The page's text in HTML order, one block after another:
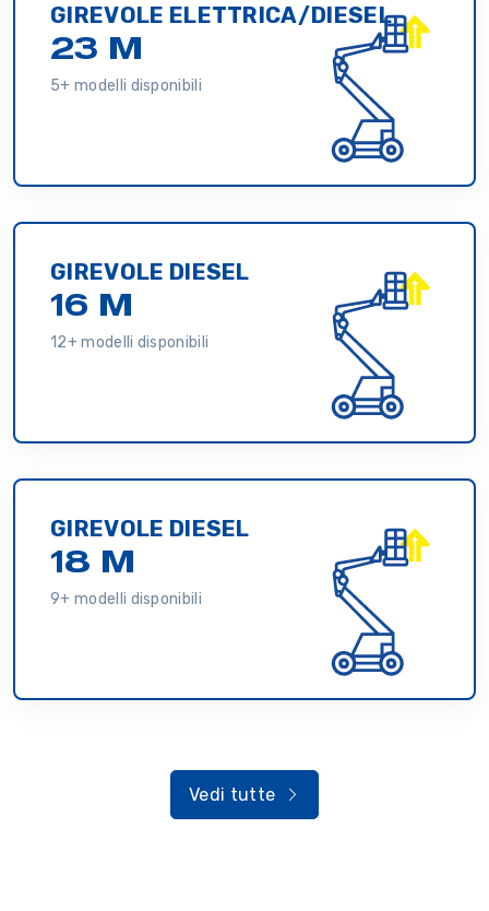
GIREVOLE ELETTRICA/DIESEL
23 M
5+ modelli disponibili
GIREVOLE DIESEL
16 M
12+ modelli disponibili
GIREVOLE DIESEL
18 M
9+ modelli disponibili
Vedi tutte